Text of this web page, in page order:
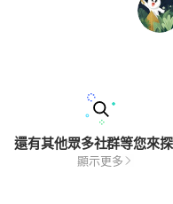
還有其他眾多社群等您來
顯示更多